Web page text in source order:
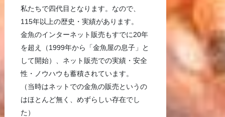
私たちで四代目となります。なので、
115年以上の歴史・実績があります。
金魚のインターネット販売もすでに20年
を超え（1999年から「金魚屋の息子」と
して開始）、ネット販売での実績・安全
性・ノウハウも蓄積されています。
（当時はネットでの金魚の販売というの
はほとんど無く、めずらしい存在でし
た）